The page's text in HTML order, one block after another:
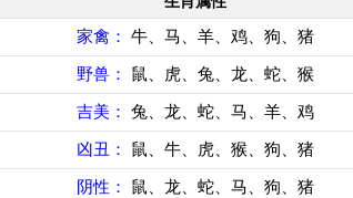
家禽： 牛、马、羊、鸡、狗、猪
野兽： 鼠、虎、兔、龙、蛇、猴
吉美： 兔、龙、蛇、马、羊、鸡
凶丑： 鼠、牛、虎、猴、狗、猪
阴性： 鼠、龙、蛇、马、狗、猪